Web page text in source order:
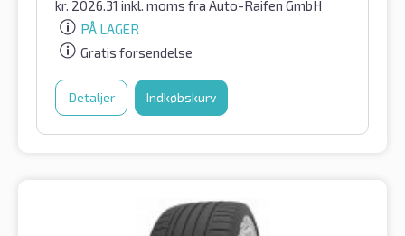
kr. 2026.31 inkl. moms fra Auto-Raifen GmbH
PÅ LAGER
Gratis forsendelse
Detaljer Indkøbskurv